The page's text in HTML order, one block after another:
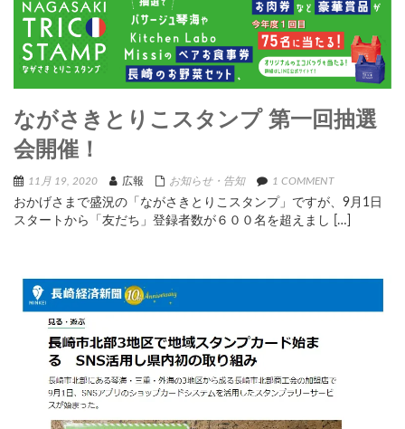
ながさきとりこスタンプ 第一回抽選
会開催！
11月 19, 2020 広報 お知らせ・告知 1 COMMENT
おかげさまで盛況の「ながさきとりこスタンプ」ですが、9月1日
スタートから「友だち」登録者数が６００名を超えまし […]